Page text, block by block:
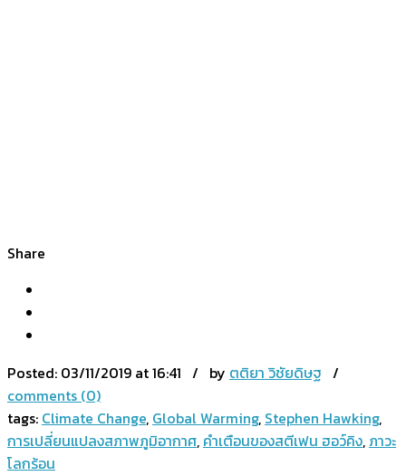
Share
Posted: 03/11/2019 at 16:41 / by ตติยา วิชัยดิษฐ /
comments (0)
tags: Climate Change, Global Warming, Stephen Hawking,
การเปลี่ยนแปลงสภาพภูมิอากาศ, คำเตือนของสตีเฟน ฮอว์คิง, ภาวะ
โลกร้อน